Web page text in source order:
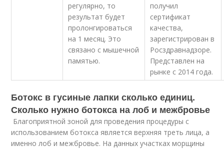
регулярно, то
результат будет
пролонгироваться
на 1 месяц. Это
связано с мышечной
памятью.
получил
сертификат
качества,
зарегистрирован в
Росздравнадзоре.
Представлен на
рынке с 2014 года.
Ботокс в гусиные лапки сколько единиц.
Сколько нужно ботокса на лоб и межбровье
Благоприятной зоной для проведения процедуры с
использованием ботокса является верхняя треть лица, а
именно лоб и межбровье. На данных участках морщины